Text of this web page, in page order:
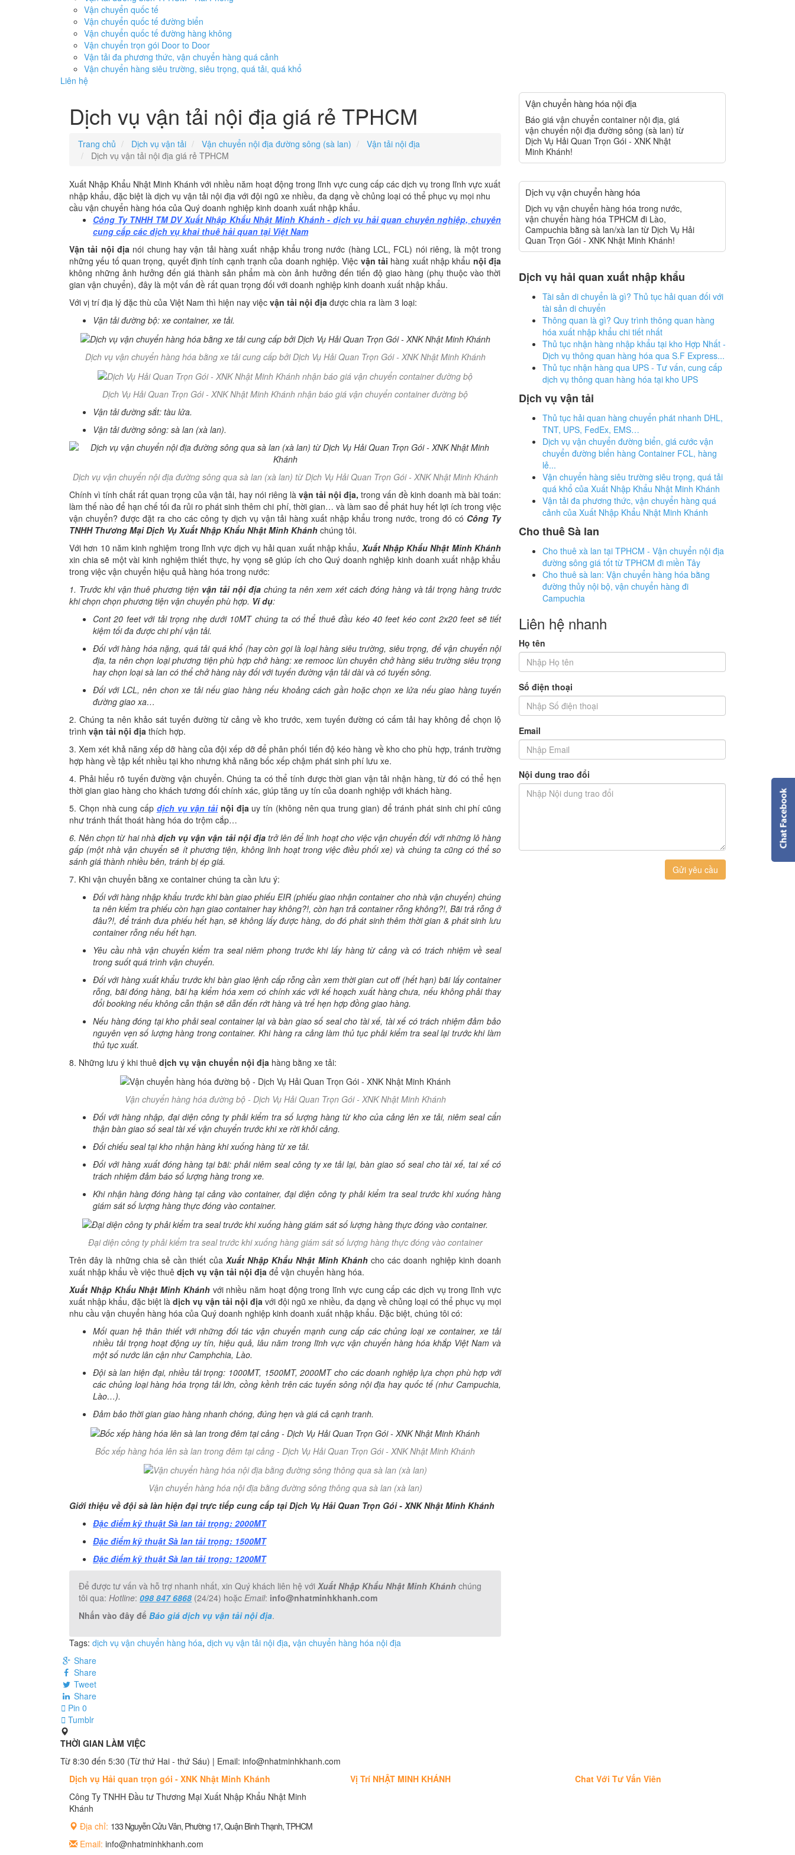
Vận chuyển quốc tế
Vận chuyển quốc tế đường biển
Vận chuyển quốc tế đường hàng không
Vận chuyển trọn gói Door to Door
Vận tải đa phương thức, vận chuyển hàng quá cảnh
Vận chuyển hàng siêu trường, siêu trọng, quá tải, quá khổ
Liên hệ
Dịch vụ vận tải nội địa giá rẻ TPHCM
Trang chủ Dịch vụ vận tải Vận chuyển nội địa đường sông (sà lan)
Vận tải nội địa
Dịch vụ vận tải nội địa giá rẻ TPHCM
Xuất Nhập Khẩu Nhật Minh Khánh với nhiều năm hoạt động trong lĩnh vực cung cấp các dịch vụ trong lĩnh vực xuất
nhập khẩu, đặc biệt là dịch vụ vận tải nội địa với đội ngũ xe nhiều, đa dạng về chủng loại có thể phục vụ mọi nhu
cầu vận chuyển hàng hóa của Quý doanh nghiệp kinh doanh xuất nhập khẩu.
Công Ty TNHH TM DV Xuất Nhập Khẩu Nhật Minh Khánh - dịch vụ hải quan chuyên nghiệp, chuyên
cung cấp các dịch vụ khai thuê hải quan tại Việt Nam
Vận tải nội địanói chung hay vận tải hàng xuất nhập khẩu trong nước (hàng LCL, FCL) nói riêng, là một trong
những yếu tố quan trọng, quyết định tính cạnh trạnh của doanh nghiệp. Việc vận tải hàng xuất nhập khẩu nội địa
không những ảnh hưởng đến giá thành sản phẩm mà còn ảnh hưởng đến tiến độ giao hàng (phụ thuộc vào thời
gian vận chuyển), đây là một vấn đề rất quan trọng đối với doanh nghiệp kinh doanh xuất nhập khẩu.
Với vị trí địa lý đặc thù của Việt Nam thì hiện nay việc vận tải nội địa được chia ra làm 3 loại:
Vận tải đường bộ: xe container, xe tải.
Dịch vụ vận chuyển hàng hóa bằng xe tải cung cấp bởi Dịch Vụ Hải Quan Trọn Gói - XNK Nhật Minh Khánh
Dịch Vụ Hải Quan Trọn Gói - XNK Nhật Minh Khánh nhận báo giá vận chuyển container đường bộ
Vận tải đường sắt: tàu lửa.
Vận tải đường sông: sà lan (xà lan).
Dịch vụ vận chuyển nội địa đường sông qua sà lan (xà lan) từ Dịch Vụ Hải Quan Trọn Gói - XNK Nhật Minh Khánh
Chính vì tính chất rất quan trọng của vận tải, hay nói riêng là vận tải nội địa, trong vấn đề kinh doanh mà bài toán:
làm thế nào để hạn chế tối đa rủi ro phát sinh thêm chi phí, thời gian… và làm sao để phát huy hết lợi ích trong việc
vận chuyển? được đặt ra cho các công ty dịch vụ vận tải hàng xuất nhập khẩu trong nước, trong đó có Công Ty
TNHH Thương Mại Dịch Vụ Xuất Nhập Khẩu Nhật Minh Khánh chúng tôi.
Với hơn 10 năm kinh nghiệm trong lĩnh vực dịch vụ hải quan xuất nhập khẩu, Xuất Nhập Khẩu Nhật Minh Khánh
xin chia sẽ một vài kinh nghiệm thiết thực, hy vọng sẽ giúp ích cho Quý doanh nghiệp kinh doanh xuất nhập khẩu
trong việc vận chuyển hiệu quả hàng hóa trong nước:
1. Trước khi vận thuê phương tiện vận tải nội địachúng ta nên xem xét cách đóng hàng và tải trọng hàng trước
khi chọn chọn phương tiện vận chuyển phù hợp. Ví dụ:
Cont 20 feet với tải trọng nhẹ dưới 10MT chúng ta có thể thuê đầu kéo 40 feet kéo cont 2x20 feet sẽ tiết
kiệm tối đa được chi phí vận tải.
Đối với hàng hóa nặng, quá tải quá khổ (hay còn gọi là loại hàng siêu trường, siêu trọng, để vận chuyển nội
địa, ta nên chọn loại phương tiện phù hợp chở hàng: xe remooc lùn chuyên chở hàng siêu trường siêu trọng
hay chọn loại sà lan có thể chở hàng này đối với tuyến đường vận tải dài và có tuyến sông.
Đối với LCL, nên chon xe tải nếu giao hàng nếu khoảng cách gần hoặc chọn xe lửa nếu giao hàng tuyến
đường giao xa…
2. Chúng ta nên khảo sát tuyến đường từ cảng về kho trước, xem tuyến đường có cấm tải hay không để chọn lộ
trình vận tải nội địa thích hợp.
3. Xem xét khả năng xếp dỡ hàng của đội xếp dỡ để phân phối tiến độ kéo hàng về kho cho phù hợp, tránh trường
hợp hàng về tập kết nhiều tại kho nhưng khả năng bốc xếp chậm phát sinh phí lưu xe.
4. Phải hiểu rõ tuyến đường vận chuyển. Chúng ta có thể tính được thời gian vận tải nhận hàng, từ đó có thể hẹn
thời gian giao hàng cho khách tương đối chính xác, giúp tăng uy tín của doanh nghiệp với khách hàng.
5. Chọn nhà cung cấp dịch vụ vận tảinội địa uy tín (không nên qua trung gian) để tránh phát sinh chi phí cũng
như tránh thất thoát hàng hóa do trộm cắp…
6. Nên chọn từ hai nhà dịch vụ vận vận tải nội địatrở lên để linh hoạt cho việc vận chuyển đối với những lô hàng
gấp (một nhà vận chuyển sẽ ít phương tiện, không linh hoạt trong việc điều phối xe) và chúng ta cũng có thể so
sánh giá thành nhiều bên, tránh bị ép giá.
7. Khi vận chuyển bằng xe container chúng ta cần lưu ý:
Đối với hàng nhập khẩu trước khi bàn giao phiếu EIR (phiếu giao nhận container cho nhà vận chuyển) chúng
ta nên kiểm tra phiếu còn hạn giao container hay không?!, còn hạn trả container rỗng không?!, Bãi trả rỗng ở
đâu?!, để tránh đưa phiếu hết hạn, sẽ không lấy được hàng, do đó phát sinh thêm thời gian & phát sinh lưu
container rỗng nếu hết hạn.
Yêu cầu nhà vận chuyển kiểm tra seal niêm phong trước khi lấy hàng từ cảng và có trách nhiệm về seal
trong suốt quá trình vận chuyển.
Đối với hàng xuất khẩu trước khi bàn giao lệnh cấp rỗng cần xem thời gian cut off (hết hạn) bãi lấy container
rỗng, bãi đóng hàng, bãi hạ kiểm hóa xem có chính xác với kế hoạch xuất hàng chưa, nếu không phải thay
đổi booking nếu không cẫn thận sẽ dẫn đến rớt hàng và trể hẹn hợp đồng giao hàng.
Nếu hàng đóng tại kho phải seal container lại và bàn giao số seal cho tài xế, tài xế có trách nhiệm đảm bảo
nguyên vẹn số lượng hàng trong container. Khi hàng ra cảng làm thủ tục phải kiểm tra seal lại trước khi làm
thủ tục xuất.
8. Những lưu ý khi thuê dịch vụ vận chuyển nội địa hàng bằng xe tải:
Vận chuyển hàng hóa đường bộ - Dịch Vụ Hải Quan Trọn Gói - XNK Nhật Minh Khánh
Đối với hàng nhập, đại diện công ty phải kiểm tra số lượng hàng từ kho của cảng lên xe tải, niêm seal cẩn
thận bàn giao số seal tài xế vận chuyển trước khi xe rời khỏi cảng.
Đối chiếu seal tại kho nhận hàng khi xuống hàng từ xe tải.
Đối với hàng xuất đóng hàng tại bãi: phải niêm seal công ty xe tải lại, bàn giao số seal cho tài xế, tai xế có
trách nhiệm đảm báo số lượng hàng trong xe.
Khi nhận hàng đóng hàng tại cảng vào container, đại diện công ty phải kiểm tra seal trước khi xuống hàng
giám sát số lượng hàng thực đóng vào container.
Đại diện công ty phải kiểm tra seal trước khi xuống hàng giám sát số lượng hàng thực đóng vào container
Trên đây là những chia sẻ cần thiết của Xuất Nhập Khẩu Nhật Minh Khánhcho các doanh nghiệp kinh doanh
xuất nhập khẩu về việc thuê dịch vụ vận tải nội địa để vận chuyển hàng hóa.
Xuất Nhập Khẩu Nhật Minh Khánhvới nhiều năm hoạt động trong lĩnh vực cung cấp các dịch vụ trong lĩnh vực
xuất nhập khẩu, đặc biệt là dịch vụ vận tải nội địa với đội ngũ xe nhiều, đa dạng về chủng loại có thể phục vụ mọi
nhu cầu vận chuyển hàng hóa của Quý doanh nghiệp kinh doanh xuất nhập khẩu. Đặc biệt, chúng tôi có:
Mối quan hệ thân thiết với những đối tác vận chuyển mạnh cung cấp các chủng loại xe container, xe tải
nhiều tải trọng hoạt động uy tín, hiệu quả, lâu năm trong lĩnh vực vận chuyển hàng hóa khắp Việt Nam và
một số nước lân cận như Camphchia, Lào.
Đội sà lan hiện đại, nhiều tải trọng: 1000MT, 1500MT, 2000MT cho các doanh nghiệp lựa chọn phù hợp với
các chủng loại hàng hóa trọng tải lớn, cồng kềnh trên các tuyến sông nội địa hay quốc tế (như Campuchia,
Lào…).
Đảm bảo thời gian giao hàng nhanh chóng, đúng hẹn và giá cả cạnh tranh.
Bốc xếp hàng hóa lên sà lan trong đêm tại cảng - Dịch Vụ Hải Quan Trọn Gói - XNK Nhật Minh Khánh
Vận chuyển hàng hóa nội địa bằng đường sông thông qua sà lan (xà lan)
Giới thiệu về đội sà làn hiện đại trực tiếp cung cấp tại Dịch Vụ Hải Quan Trọn Gói - XNK Nhật Minh Khánh
Đặc điểm kỹ thuật Sà lan tải trọng: 2000MT
Đặc điểm kỹ thuật Sà lan tải trọng: 1500MT
Đặc điểm kỹ thuật Sà lan tải trọng: 1200MT
Để được tư vấn và hỗ trợ nhanh nhất, xin Quý khách liên hệ với Xuất Nhập Khẩu Nhật Minh Khánh chúng
tôi qua: Hotline: 098 847 6868 (24/24) hoặc Email: info@nhatminhkhanh.com
Nhấn vào đây để Báo giá dịch vụ vận tải nội địa.
Tags: dịch vụ vận chuyển hàng hóa, dịch vụ vận tải nội địa, vận chuyển hàng hóa nội địa
Vận chuyển hàng hóa nội địa
Báo giá vận chuyển container nội địa, giá
vận chuyển nội địa đường sông (sà lan) từ
Dịch Vụ Hải Quan Trọn Gói - XNK Nhật
Minh Khánh!
Dịch vụ vận chuyển hàng hóa
Dịch vụ vận chuyển hàng hóa trong nước,
vận chuyển hàng hóa TPHCM đi Lào,
Campuchia bằng sà lan/xà lan từ Dịch Vụ Hải
Quan Trọn Gói - XNK Nhật Minh Khánh!
Dịch vụ hải quan xuất nhập khẩu
Tài sản di chuyển là gì? Thủ tục hải quan đối với
tài sản di chuyển
Thông quan là gì? Quy trình thông quan hàng
hóa xuất nhập khẩu chi tiết nhất
Thủ tục nhận hàng nhập khẩu tại kho Hợp Nhất -
Dịch vụ thông quan hàng hóa qua S.F Express...
Thủ tục nhận hàng qua UPS - Tư vấn, cung cấp
dịch vụ thông quan hàng hóa tại kho UPS
Dịch vụ vận tải
Thủ tục hải quan hàng chuyển phát nhanh DHL,
TNT, UPS, FedEx, EMS…
Dịch vụ vận chuyển đường biển, giá cước vận
chuyển đường biển hàng Container FCL, hàng
lẻ...
Vận chuyển hàng siêu trường siêu trọng, quá tải
quá khổ của Xuất Nhập Khẩu Nhật Minh Khánh
Vận tải đa phương thức, vận chuyển hàng quá
cảnh của Xuất Nhập Khẩu Nhật Minh Khánh
Cho thuê Sà lan
Cho thuê xà lan tại TPHCM - Vận chuyển nội địa
đường sông giá tốt từ TPHCM đi miền Tây
Cho thuê sà lan: Vận chuyển hàng hóa bằng
đường thủy nội bộ, vận chuyển hàng đi
Campuchia
Liên hệ nhanh
Họ tên
Số điện thoại
Email
Nội dung trao đổi
Gửi yêu cầu
Share
Share
Tweet
Share
Pin 0
Tumblr
THỜI GIAN LÀM VIỆC
Từ 8:30 đến 5:30 (Từ thứ Hai - thứ Sáu) | Email: info@nhatminhkhanh.com
Dịch vụ Hải quan trọn gói - XNK Nhật Minh Khánh
Công Ty TNHH Đầu tư Thương Mại Xuất Nhập Khẩu Nhật Minh
Khánh
Địa chỉ: 133 Nguyễn Cửu Vân, Phường 17, Quận Bình Thạnh, TPHCM
Email: info@nhatminhkhanh.com
Vị Trí NHẬT MINH KHÁNH Chat Với Tư Vấn Viên